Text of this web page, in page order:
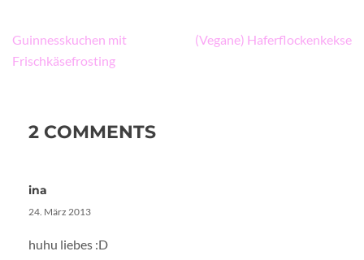
Beitragsnavigation
Guinnesskuchen mit
Frischkäsefrosting
(Vegane) Haferflockenkekse
2 COMMENTS
ina
24. März 2013
huhu liebes :D